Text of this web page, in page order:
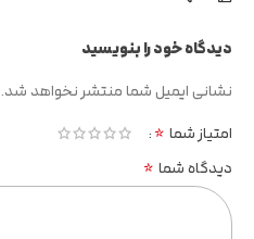
دیدگاه خود را بنویسید
نشانی ایمیل شما منتشر نخواهد شد.
امتیاز شما *
دیدگاه شما *